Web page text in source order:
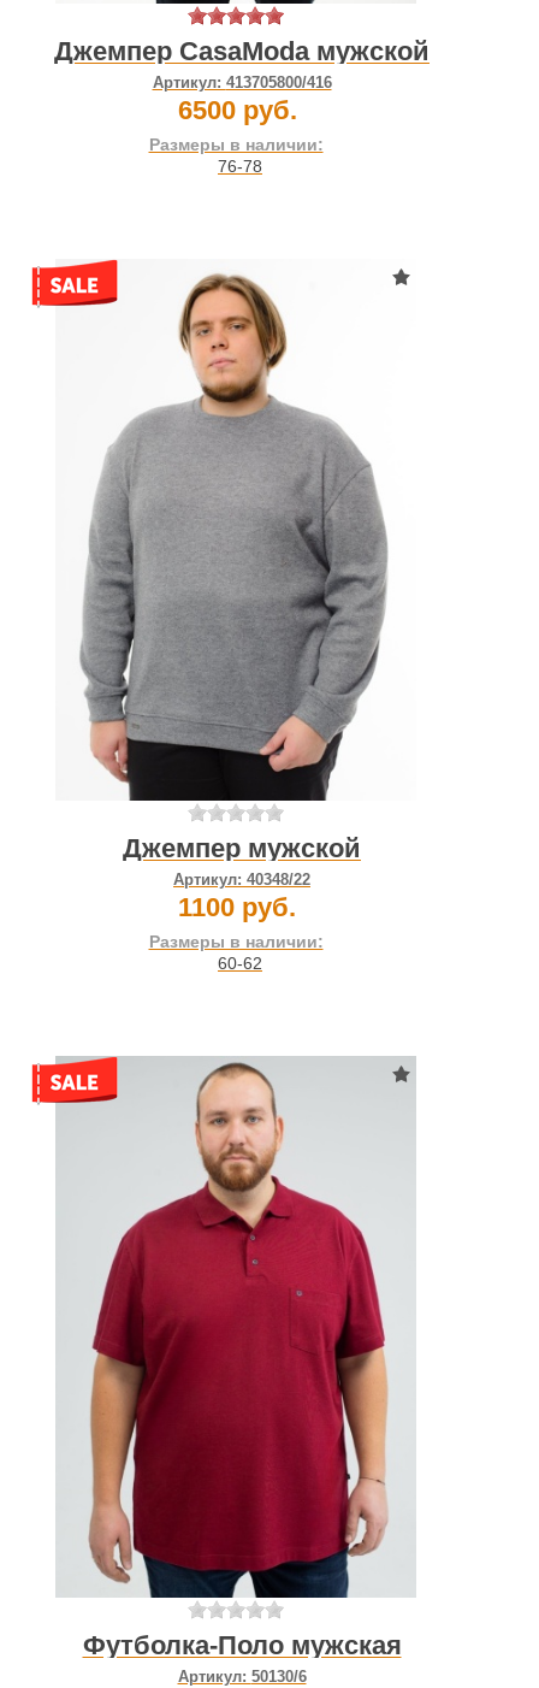
Джемпер CasaModa мужской
Артикул: 413705800/416
6500 руб.
Размеры в наличии:
76-78
Джемпер мужской
Артикул: 40348/22
1100 руб.
Размеры в наличии:
60-62
Футболка-Поло мужская
Артикул: 50130/6